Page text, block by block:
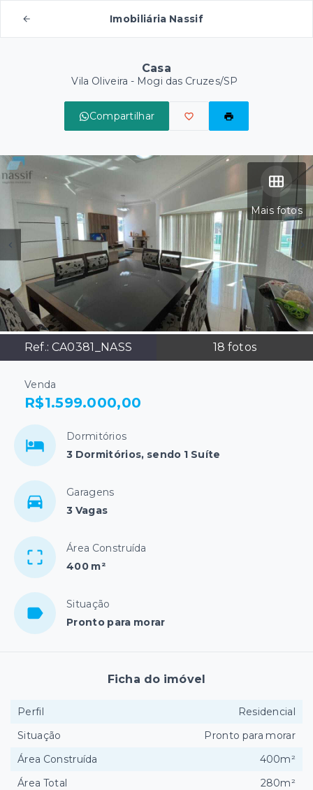
Imobiliária Nassif
Casa
Vila Oliveira - Mogi das Cruzes/SP
Compartilhar
Mais fotos
Ref.: CA0381_NASS 18 fotos
Venda
R$1.599.000,00
Dormitórios
3 Dormitórios, sendo 1 Suíte
Garagens
3 Vagas
Área Construída
400 m²
Situação
Pronto para morar
Ficha do imóvel
Perfil
Residencial
Situação
Pronto para morar
Área Construída
400m²
Área Total
280m²